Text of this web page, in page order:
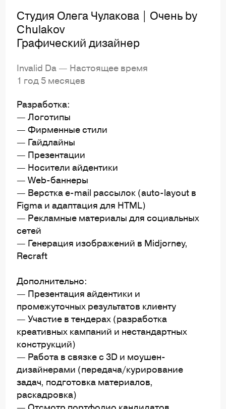
Студия Олега Чулакова | Очень by
Chulakov
Графический дизайнер
Invalid Da — Настоящее время
1 год 5 месяцев
Разработка:
— Логотипы
— Фирменные стили
— Гайдлайны
— Презентации
— Носители айдентики
— Web-баннеры
— Верстка e-mail рассылок (auto-layout в
Figma и адаптация для HTML)
— Рекламные материалы для социальных
сетей
— Генерация изображений в Midjorney,
Recraft
Дополнительно:
— Презентация айдентики и
промежуточных результатов клиенту
— Участие в тендерах (разработка
креативных кампаний и нестандартных
конструкций)
— Работа в связке с 3D и моушен-
дизайнерами (передача/курирование
задач, подготовка материалов,
раскадровка)